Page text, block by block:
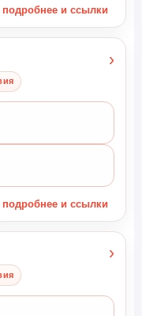
подробнее и ссылки
›
подробнее и ссылки
›